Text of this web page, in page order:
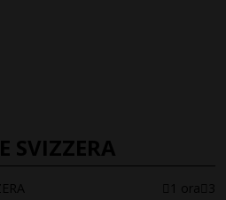
SVIZZERA
1 ora 3